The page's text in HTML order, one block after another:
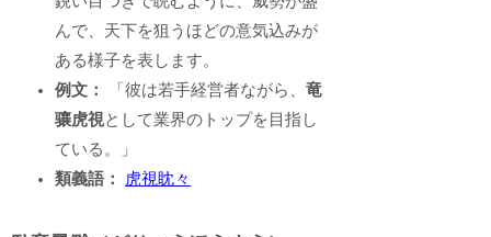
んで、天下を狙うほどの意気込みが
ある様子を表します。
例文：
「彼は若手経営者ながら、竜
骧虎視として業界のトップを目指し
ている。」
類義語：
虎視眈々